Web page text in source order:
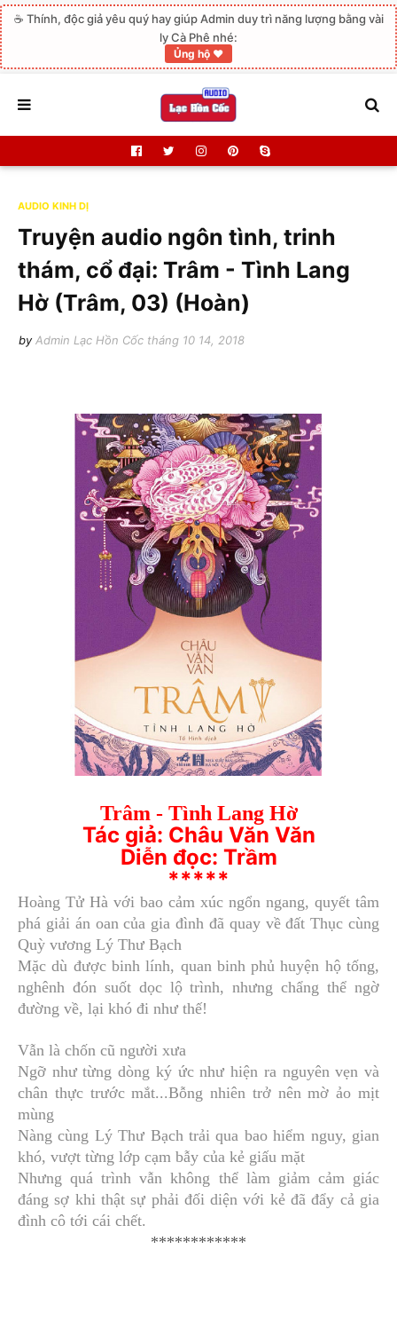
☕ Thính, độc giả yêu quý hay giúp Admin duy trì năng lượng bằng vài
ly Cà Phê nhé:
Ủng hộ ❤️
AUDIO KINH DỊ
Truyện audio ngôn tình, trinh
thám, cổ đại: Trâm - Tình Lang
Hờ (Trâm, 03) (Hoàn)
by Admin Lạc Hồn Cốc tháng 10 14, 2018
Trâm - Tình Lang Hờ
Tác giả: Châu Văn Văn
Diễn đọc: Trầm
*****
Hoàng Tử Hà với bao cảm xúc ngổn ngang, quyết tâm
phá giải án oan của gia đình đã quay về đất Thục cùng
Quỳ vương Lý Thư Bạch
Mặc dù được binh lính, quan binh phủ huyện hộ tống,
nghênh đón suốt dọc lộ trình, nhưng chẩng thể ngờ
đường về, lại khó đi như thế!
Vẫn là chốn cũ người xưa
Ngỡ như từng dòng ký ức như hiện ra nguyên vẹn và
chân thực trước mắt...Bỗng nhiên trở nên mờ ảo mịt
mùng
Nàng cùng Lý Thư Bạch trải qua bao hiểm nguy, gian
khó, vượt từng lớp cạm bẫy của kẻ giấu mặt
Nhưng quá trình vẫn không thể làm giảm cảm giác
đáng sợ khi thật sự phải đối diện với kẻ đã đẩy cả gia
đình cô tới cái chết.
************